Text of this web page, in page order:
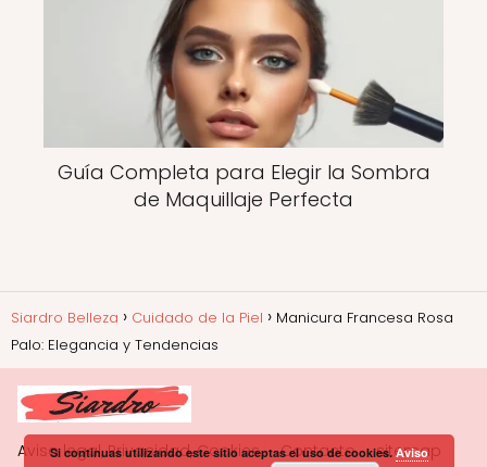
Guía Completa para Elegir la Sombra
de Maquillaje Perfecta
Siardro Belleza Cuidado de la Piel
Manicura Francesa Rosa
Palo: Elegancia y Tendencias
Aviso legal, Privacidad, Cookies Contacto sitemap
Si continuas utilizando este sitio aceptas el uso de cookies.Aviso